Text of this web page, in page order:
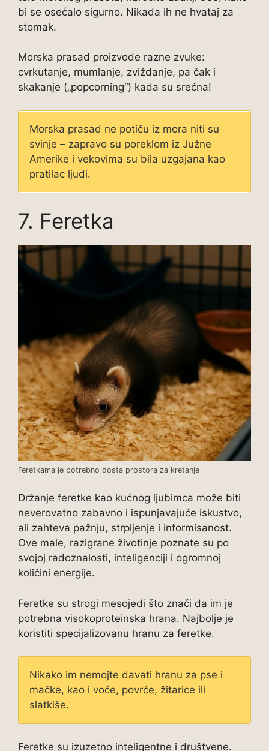
bi se osećalo sigurno. Nikada ih ne hvataj za
stomak.
Morska prasad proizvode razne zvuke:
cvrkutanje, mumlanje, zviždanje, pa čak i
skakanje („popcorning“) kada su srećna!
Morska prasad ne potiču iz mora niti su
svinje – zapravo su poreklom iz Južne
Amerike i vekovima su bila uzgajana kao
pratilac ljudi.
7. Feretka
Feretkama je potrebno dosta prostora za kretanje
Držanje feretke kao kućnog ljubimca može biti
neverovatno zabavno i ispunjavajuće iskustvo,
ali zahteva pažnju, strpljenje i informisanost.
Ove male, razigrane životinje poznate su po
svojoj radoznalosti, inteligenciji i ogromnoj
količini energije.
Feretke su strogi mesojedi što znači da im je
potrebna visokoproteinska hrana. Najbolje je
koristiti specijalizovanu hranu za feretke.
Nikako im nemojte davati hranu za pse i
mačke, kao i voće, povrće, žitarice ili
slatkiše.
Feretke su izuzetno inteligentne i društvene.